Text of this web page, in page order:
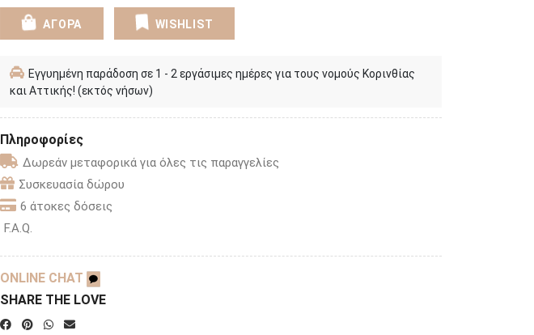
ΑΓΟΡΑ WISHLIST
Εγγυημένη παράδοση σε 1 - 2 εργάσιμες ημέρες για τους νομούς Κορινθίας
και Αττικής! (εκτός νήσων)
Πληροφορίες
Δωρεάν μεταφορικά για όλες τις παραγγελίες
Συσκευασία δώρου
6 άτοκες δόσεις
F.A.Q.
ONLINE CHAT
SHARE THE LOVE